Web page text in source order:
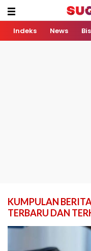
Indeks News
KUMPULAN
TERBARU DAN